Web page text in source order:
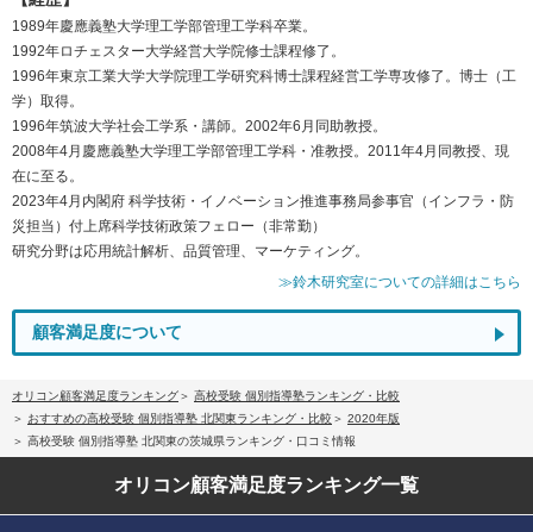
1989年慶應義塾大学理工学部管理工学科卒業。
1992年ロチェスター大学経営大学院修士課程修了。
1996年東京工業大学大学院理工学研究科博士課程経営工学専攻修了。博士（工
学）取得。
1996年筑波大学社会工学系・講師。2002年6月同助教授。
2008年4月慶應義塾大学理工学部管理工学科・准教授。2011年4月同教授、現
在に至る。
2023年4月内閣府 科学技術・イノベーション推進事務局参事官（インフラ・防
災担当）付上席科学技術政策フェロー（非常勤）
研究分野は応用統計解析、品質管理、マーケティング。
≫鈴木研究室についての詳細はこちら
顧客満足度について
オリコン顧客満足度ランキング
高校受験 個別指導塾ランキング・比較
おすすめの高校受験 個別指導塾 北関東ランキング・比較
2020年版
高校受験 個別指導塾 北関東の茨城県ランキング・口コミ情報
オリコン顧客満足度ランキング一覧